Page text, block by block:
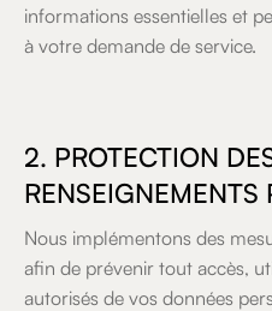
informations essentielles et
à votre demande de service.
2. PROTECTION
RENSEIGNEMENTS
Nous implémentons des
afin de prévenir tout accès,
autorisés de vos données